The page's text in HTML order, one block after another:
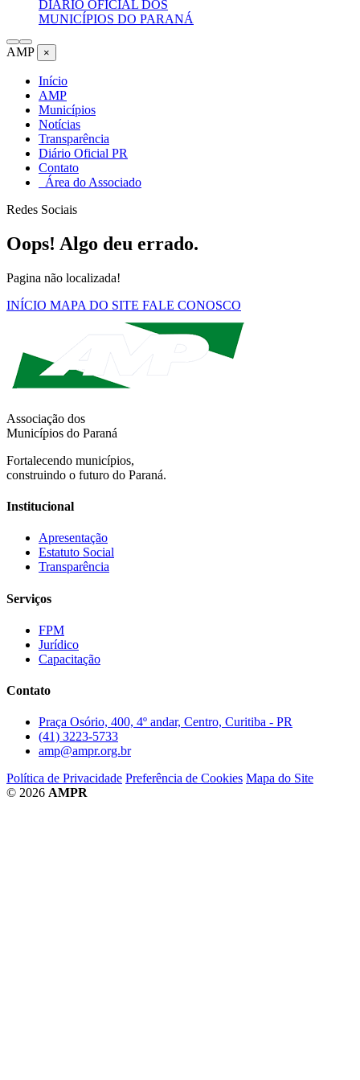
DIÁRIO OFICIAL DOS
MUNICÍPIOS DO PARANÁ
AMP ×
Início
AMP
Municípios
Notícias
Transparência
Diário Oficial PR
Contato
Área do Associado
Redes Sociais
Oops! Algo deu errado.
Pagina não localizada!
INÍCIO MAPA DO SITE FALE CONOSCO
Associação dos
Municípios do Paraná
Fortalecendo municípios,
construindo o futuro do Paraná.
Institucional
Apresentação
Estatuto Social
Transparência
Serviços
FPM
Jurídico
Capacitação
Contato
Praça Osório, 400, 4º andar, Centro, Curitiba - PR
(41) 3223-5733
amp@ampr.org.br
Política de Privacidade Preferência de Cookies Mapa do Site
© 2026 AMPR